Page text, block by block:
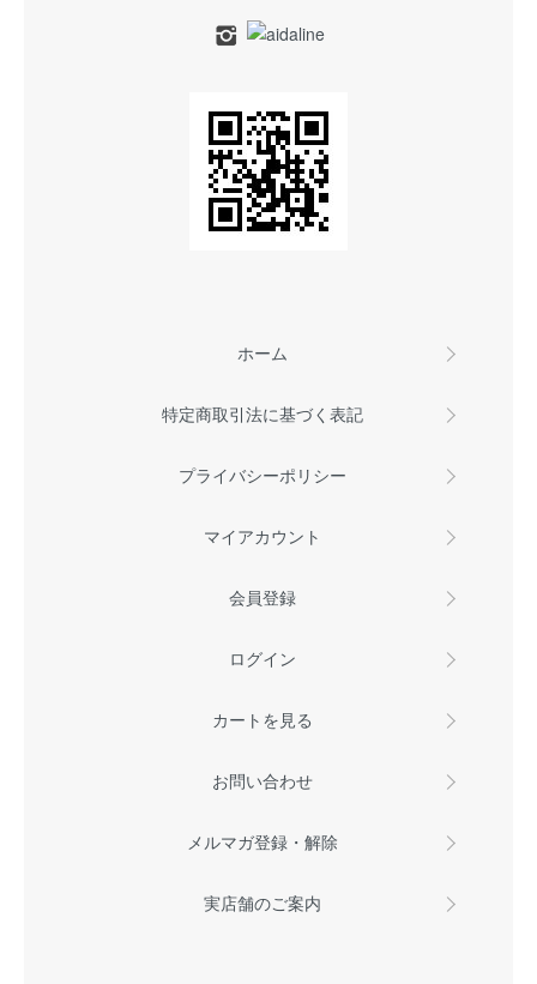
ホーム
特定商取引法に基づく表記
プライバシーポリシー
マイアカウント
会員登録
ログイン
カートを見る
お問い合わせ
メルマガ登録・解除
実店舗のご案内